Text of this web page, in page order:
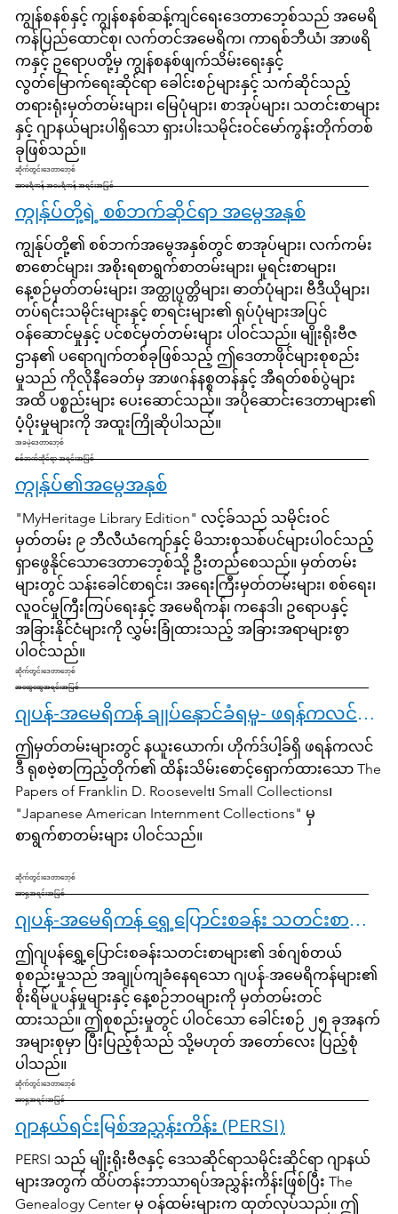
ကျွန်စနစ်နှင့် ကျွန်စနစ်ဆန့်ကျင်ရေးဒေတာဘေ့စ်သည် အမေရိ
ကန်ပြည်ထောင်စု၊ လက်တင်အမေရိက၊ ကာရစ်ဘီယံ၊ အာဖရိ
ကနှင့် ဥရောပတို့မှ ကျွန်စနစ်ဖျက်သိမ်းရေးနှင့်
လွတ်မြောက်ရေးဆိုင်ရာ ခေါင်းစဉ်များနှင့် သက်ဆိုင်သည့်
တရားရုံးမှတ်တမ်းများ၊ မြေပုံများ၊ စာအုပ်များ၊ သတင်းစာများ
နှင့် ဂျာနယ်များပါရှိသော ရှားပါးသမိုင်းဝင်မော်ကွန်းတိုက်တစ်
ခုဖြစ်သည်။
ဆိုက်တွင်းဒေတာဘေ့စ်
အာဖရိကန် အမေရိကန် အရင်းအမြစ်
ကျွန်ုပ်တို့ရဲ့ စစ်ဘက်ဆိုင်ရာ အမွေအနှစ်
ကျွန်ုပ်တို့၏ စစ်ဘက်အမွေအနှစ်တွင် စာအုပ်များ၊ လက်ကမ်း
စာစောင်များ၊ အစိုးရစာရွက်စာတမ်းများ၊ မူရင်းစာများ၊
နေ့စဉ်မှတ်တမ်းများ၊ အတ္ထုပ္ပတ္တိများ၊ ဓာတ်ပုံများ၊ ဗီဒီယိုများ၊
တပ်ရင်းသမိုင်းများနှင့် စာရင်းများ၏ ရုပ်ပုံများအပြင်
ဝန်ဆောင်မှုနှင့် ပင်စင်မှတ်တမ်းများ ပါဝင်သည်။ မျိုးရိုးဗီဇ
ဌာန၏ ပရောဂျက်တစ်ခုဖြစ်သည့် ဤဒေတာဖိုင်များစုစည်း
မှုသည် ကိုလိုနီခေတ်မှ အာဖဂန်နစ္စတန်နှင့် အီရတ်စစ်ပွဲများ
အထိ ပစ္စည်းများ ပေးဆောင်သည်။ အပိုဆောင်းဒေတာများ၏
ပံ့ပိုးမှုများကို အထူးကြိုဆိုပါသည်။
အခမဲ့ဒေတာဘေ့စ်
စစ်ဘက်ဆိုင်ရာ အရင်းအမြစ်
ကျွန်ုပ်၏အမွေအနှစ်
"MyHeritage Library Edition" လင့်ခ်သည် သမိုင်းဝင်
မှတ်တမ်း ၉ ဘီလီယံကျော်နှင့် မိသားစုသစ်ပင်များပါဝင်သည့်
ရှာဖွေနိုင်သောဒေတာဘေ့စ်သို့ ဦးတည်စေသည်။ မှတ်တမ်း
များတွင် သန်းခေါင်စာရင်း၊ အရေးကြီးမှတ်တမ်းများ၊ စစ်ရေး၊
လူဝင်မှုကြီးကြပ်ရေးနှင့် အမေရိကန်၊ ကနေဒါ၊ ဥရောပနှင့်
အခြားနိုင်ငံများကို လွှမ်းခြုံထားသည့် အခြားအရာများစွာ
ပါဝင်သည်။
ဆိုက်တွင်းဒေတာဘေ့စ်
အထွေထွေအရင်းအမြစ်
ဂျပန်-အမေရိကန် ချုပ်နှောင်ခံရမှု- ဖရန်ကလင် ဒီ ရုစဗဲ့ စာကြည့်တိုက်၏ မှတ်တမ်းများ (မှတ်တမ်းများ အကန့်အသတ်မရှိ)
ဤမှတ်တမ်းများတွင် နယူးယောက်၊ ဟိုက်ဒ်ပါ့ခ်ရှိ ဖရန်ကလင်
ဒီ ရုစဗဲ့စာကြည့်တိုက်၏ ထိန်းသိမ်းစောင့်ရှောက်ထားသော The
Papers of Franklin D. Roosevelt၊ Small Collections၊
"Japanese American Internment Collections" မှ
စာရွက်စာတမ်းများ ပါဝင်သည်။
ဆိုက်တွင်းဒေတာဘေ့စ်
အာရှအရင်းအမြစ်
ဂျပန်-အမေရိကန် ရွှေ့ပြောင်းစခန်း သတင်းစာများ- နေ့စဉ်ဘဝအပေါ် ရှုထောင့်များ [မှတ်တမ်းများ မပါဝင်ပါ]
ဤဂျပန်ရွှေ့ပြောင်းစခန်းသတင်းစာများ၏ ဒစ်ဂျစ်တယ်
စုစည်းမှုသည် အချုပ်ကျခံနေရသော ဂျပန်-အမေရိကန်များ၏
စိုးရိမ်ပူပန်မှုများနှင့် နေ့စဉ်ဘဝများကို မှတ်တမ်းတင်
ထားသည်။ ဤစုစည်းမှုတွင် ပါဝင်သော ခေါင်းစဉ် ၂၅ ခုအနက်
အများစုမှာ ပြီးပြည့်စုံသည် သို့မဟုတ် အတော်လေး ပြည့်စုံ
ပါသည်။
ဆိုက်တွင်းဒေတာဘေ့စ်
အာရှအရင်းအမြစ်
ဂျာနယ်ရင်းမြစ်အညွှန်းကိန်း (PERSI)
PERSI သည် မျိုးရိုးဗီဇနှင့် ဒေသဆိုင်ရာသမိုင်းဆိုင်ရာ ဂျာနယ်
များအတွက် ထိပ်တန်းဘာသာရပ်အညွှန်းကိန်းဖြစ်ပြီး The
Genealogy Center မှ ဝန်ထမ်းများက ထုတ်လုပ်သည်။ ဤ